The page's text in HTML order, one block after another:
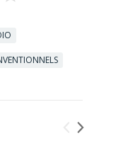
Stratpol,
Moreau était